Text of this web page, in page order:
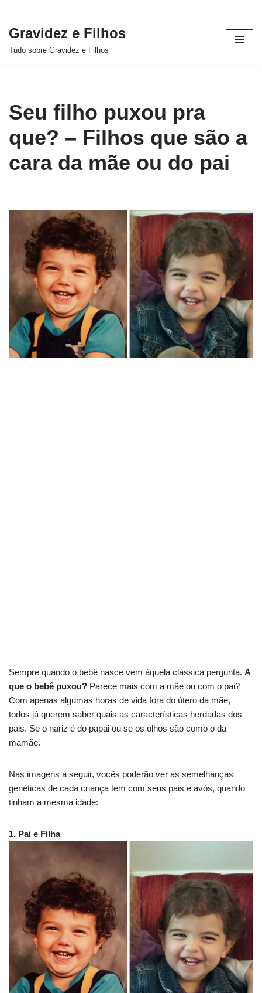
Pular
Gravidez e Filhos
Tudo sobre Gravidez e Filhos
Seu filho puxou pra
que? – Filhos que são a
cara da mãe ou do pai
Sempre quando o bebê nasce vem àquela clássica pergunta. A
que o bebê puxou? Parece mais com a mãe ou com o pai?
Com apenas algumas horas de vida fora do útero da mãe,
todos já querem saber quais as características herdadas dos
pais. Se o nariz é do papai ou se os olhos são como o da
mamãe.
Nas imagens a seguir, vocês poderão ver as semelhanças
genéticas de cada criança tem com seus pais e avós, quando
tinham a mesma idade:
1. Pai e Filha